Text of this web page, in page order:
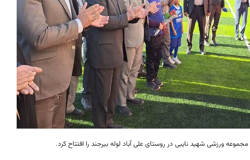
ورزشی شهید نایبی در روستای علی آباد لوله بیرجند را افتتاح کرد.